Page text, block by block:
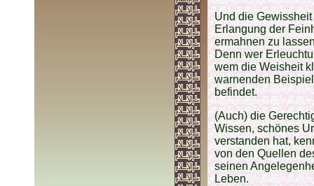
Und die
Erlangung der
ermahnen zu
Denn wer
wem die Weisheit
warnenden
befindet.
(Auch) die
Wissen, schönes
verstanden hat,
von den Quellen
seinen
Leben.